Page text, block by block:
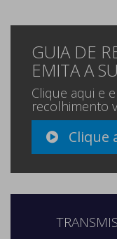
GUIA DE
EMITA A
Clique aqui e
recolhimento
Clique